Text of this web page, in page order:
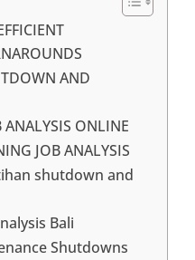
AND
ANALYSIS ONLINE
JOB ANALYSIS
shutdown and
Bali
Shutdowns